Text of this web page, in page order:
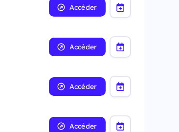
Accéder
Accéder
Accéder
Accéder